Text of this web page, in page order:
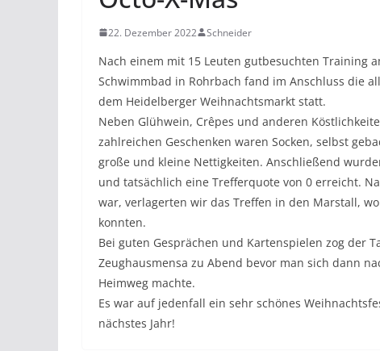
22. Dezember 2022 Schneider
Nach einem mit 15 Leuten gutbesuchten Training
Schwimmbad in Rohrbach fand im Anschluss die
dem Heidelberger Weihnachtsmarkt statt.
Neben Glühwein, Crêpes und anderen
zahlreichen Geschenken waren Socken, selbst
große und kleine Nettigkeiten. Anschließend
und tatsächlich eine Trefferquote von 0 erreicht.
war, verlagerten wir das Treffen in den Marstall,
konnten.
Bei guten Gesprächen und Kartenspielen zog der
Zeughausmensa zu Abend bevor man sich dann
Heimweg machte.
Es war auf jedenfall ein sehr schönes
nächstes Jahr!